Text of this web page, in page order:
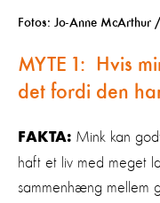
Fotos: Jo-Anne McArthur
MYTE 1: Hvis
det fordi den
FAKTA: Mink kan
haft et liv med meget
sammenhæng mellem